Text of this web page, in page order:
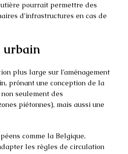
pourrait permettre des
d’infrastructures en cas de
urbain
plus large sur l’aménagement
prônant une conception de la
seulement des
piétonnes), mais aussi une
comme la Belgique,
les règles de circulation